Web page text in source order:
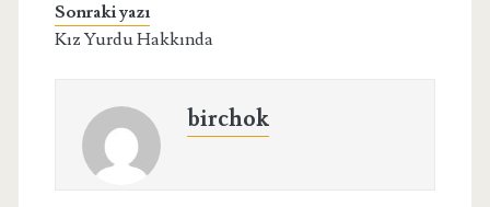
Sonraki yazı
Kız Yurdu Hakkında
birchok